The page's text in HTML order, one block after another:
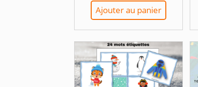
Ajouter au panier